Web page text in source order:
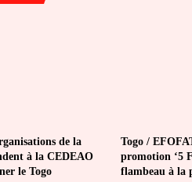
de la
à la CEDEAO
le Togo
Togo /
promotion ‘5
flambeau à la